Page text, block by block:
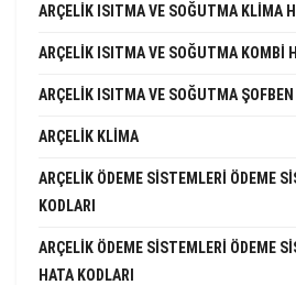
ARÇELIK ISITMA VE SOĞUTMA KLIMA
ARÇELIK ISITMA VE SOĞUTMA KOMBI
ARÇELIK ISITMA VE SOĞUTMA ŞOFBEN
ARÇELIK KLIMA
ARÇELIK ÖDEME SISTEMLERI ÖDEME
KODLARI
ARÇELIK ÖDEME SISTEMLERI ÖDEME
HATA KODLARI